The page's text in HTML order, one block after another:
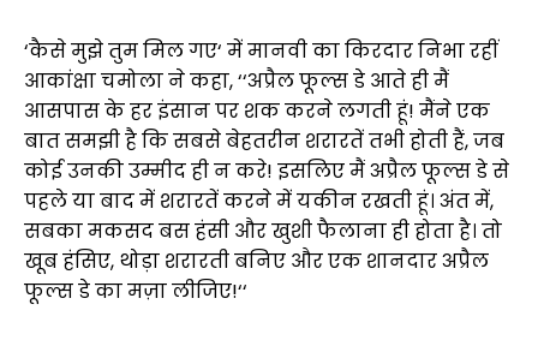
‘कैसे मुझे तुम मिल गए‘ में मानवी का किरदार निभा रहीं
आकांक्षा चमोला ने कहा, ‘‘अप्रैल फूल्स डे आते ही मैं
आसपास के हर इंसान पर शक करने लगती हूं! मैंने एक
बात समझी है कि सबसे बेहतरीन शरारतें तभी होती हैं, जब
कोई उनकी उम्मीद ही न करे! इसलिए मैं अप्रैल फूल्स डे से
पहले या बाद में शरारतें करने में यकीन रखती हूं। अंत में,
सबका मकसद बस हंसी और खुशी फैलाना ही होता है। तो
खूब हंसिए, थोड़ा शरारती बनिए और एक शानदार अप्रैल
फूल्स डे का मज़ा लीजिए!‘‘